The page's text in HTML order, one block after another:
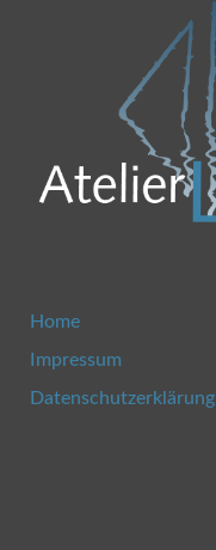
Home
Impressum
Datenschutzerklärung